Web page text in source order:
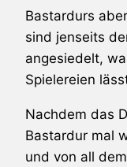
Bastardurs
sind jenseits
angesiedelt,
Spielereien
Nachdem das
Bastardur mal
und von all